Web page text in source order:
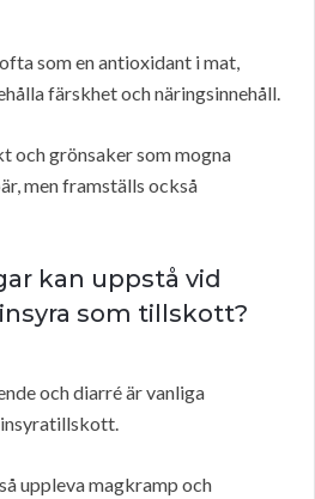
som en antioxidant i mat,
färskhet och näringsinnehåll.
och grönsaker som mogna
men framställs också
kan uppstå vid
som tillskott?
och diarré är vanliga
uppleva magkramp och